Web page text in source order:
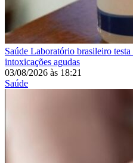
Saúde Laboratório brasileiro
intoxicações agudas
03/08/2026 às 18:21
Saúde